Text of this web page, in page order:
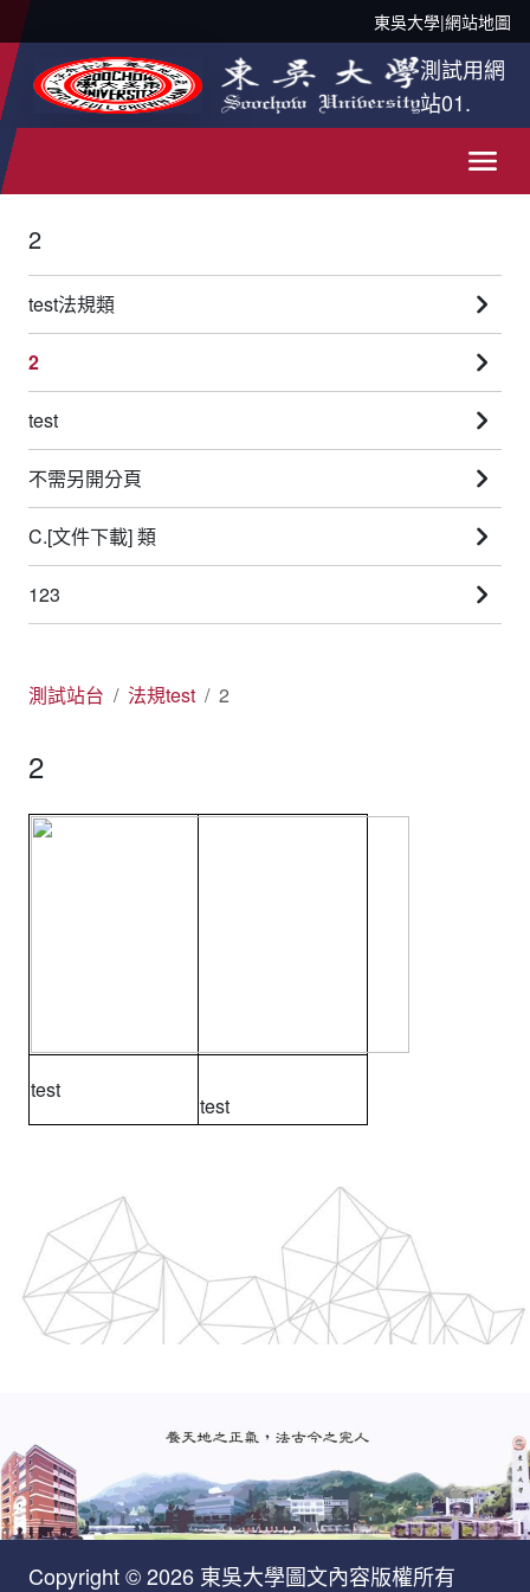
東吳大學|網站地圖
測試用網
站01.
2
test法規類
2
test
不需另開分頁
C.[文件下載] 類
123
測試站台 法規test 2
2
test
test
Copyright © 2026 東吳大學圖文內容版權所有